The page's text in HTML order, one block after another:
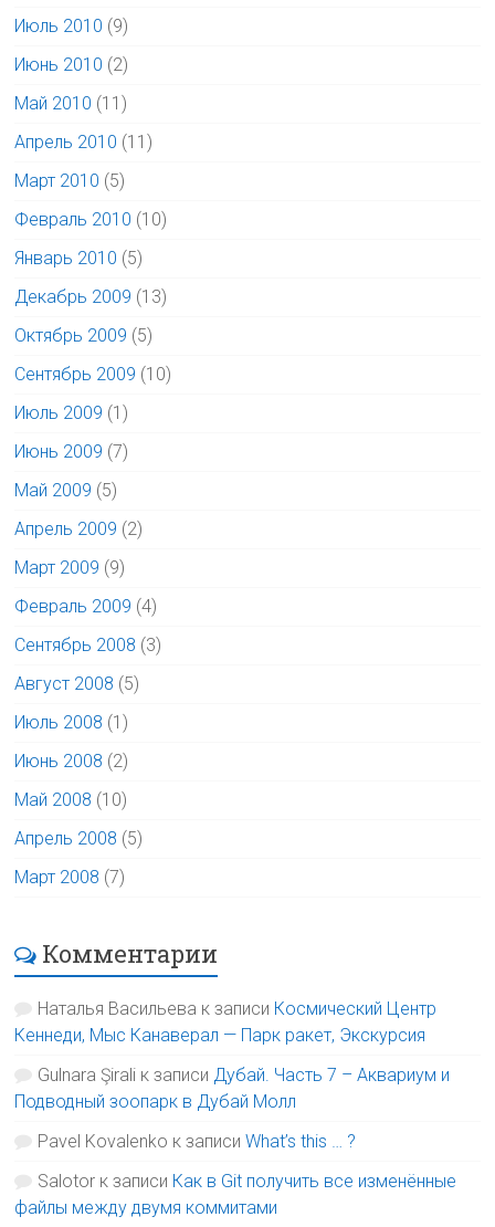
Июль 2010 (9)
Июнь 2010 (2)
Май 2010 (11)
Апрель 2010 (11)
Март 2010 (5)
Февраль 2010 (10)
Январь 2010 (5)
Декабрь 2009 (13)
Октябрь 2009 (5)
Сентябрь 2009 (10)
Июль 2009 (1)
Июнь 2009 (7)
Май 2009 (5)
Апрель 2009 (2)
Март 2009 (9)
Февраль 2009 (4)
Сентябрь 2008 (3)
Август 2008 (5)
Июль 2008 (1)
Июнь 2008 (2)
Май 2008 (10)
Апрель 2008 (5)
Март 2008 (7)
Комментарии
Наталья Васильева к записи Космический Центр
Кеннеди, Мыс Канаверал — Парк ракет, Экскурсия
Gulnara Şirali к записи Дубай. Часть 7 – Аквариум и
Подводный зоопарк в Дубай Молл
Pavel Kovalenko к записиWhat’s this … ?
Salotor к записи Как в Git получить все изменённые
файлы между двумя коммитами